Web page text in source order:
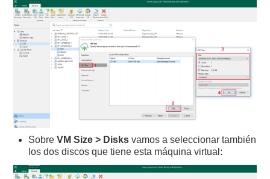
SobreVM Size > Disksvamos a seleccionar también
los dos discos que tiene esta máquina virtual: